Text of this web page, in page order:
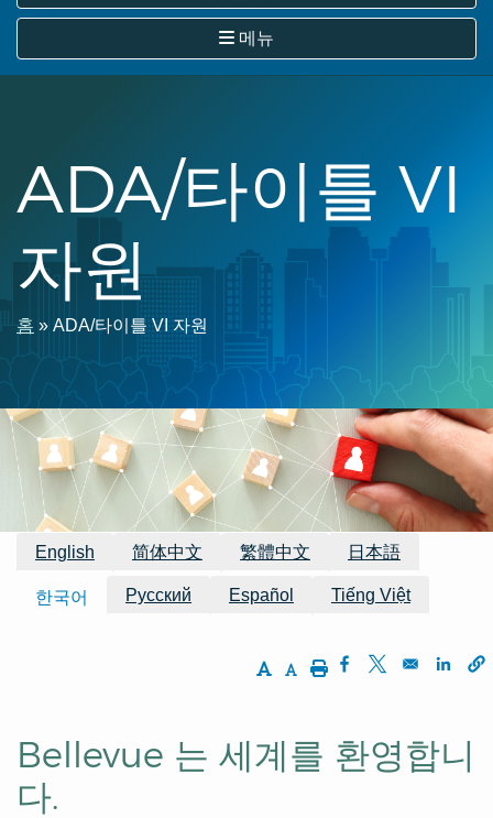
건
뛰
메뉴
ADA/타이틀 VI
자원
이
동
경
로
홈 ADA/타이틀 VI 자원
이용 가능한 번역
English 简体中文 繁體中文 日本語
한국어 Русский Español Tiếng Việt
Increase Text Size
Decrease Text Size
PrintOpens in a new
Opens in a
Bellevue 는 세계를 환영합니
다.